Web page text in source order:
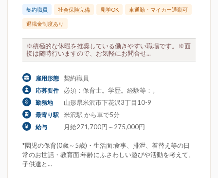
契約職員 社会保険完備 見学OK 車通勤・マイカー通勤可
退職金制度あり
※積極的な休暇を推奨している働きやすい職場です。※面
接は随時行いますので、お気軽にお問合せ...
雇用形態 契約職員
応募要件 必須：保育士。学歴。経験等：。
勤務地 山形県米沢市下花沢3丁目10-9
最寄り駅 米沢駅 から車で5分
給与 月給271,700円～275,000円
*園児の保育(0歳～5歳)・生活面:食事、排泄、着替え等の日
常のお世話・教育面:年齢にふさわしい遊びや活動を考えて、
子供達と...